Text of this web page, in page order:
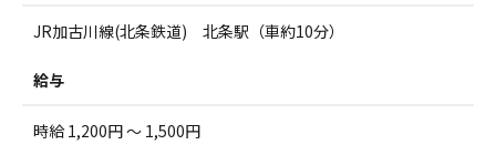
JR加古川線(北条鉄道) 北条駅（車約10分）
給与
時給 1,200円 ～ 1,500円